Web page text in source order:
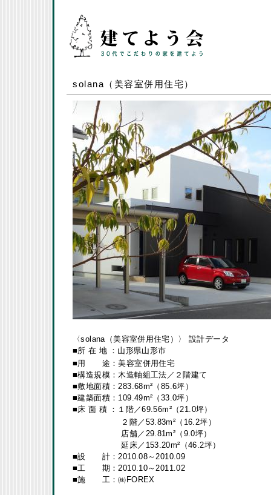
solana（美容室併用住宅）
〈solana（美容室併用住宅）〉 設計データ
■所 在 地 ：山形県山形市
■用 途：美容室併用住宅
■構造規模：木造軸組工法／２階建て
■敷地面積：283.68m²（85.6坪）
■建築面積：109.49m²（33.0坪）
■床 面 積 ：１階／69.56m²（21.0坪）
２階／53.83m²（16.2坪）
店舗／29.81m²（9.0坪）
延床／153.20m²（46.2坪）
■設 計：2010.08～2010.09
■工 期：2010.10～2011.02
■施 工：㈱FOREX